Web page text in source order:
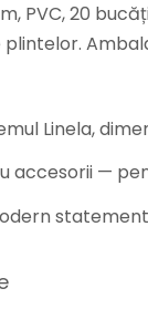
PVC, 20
Linela,
accesorii —